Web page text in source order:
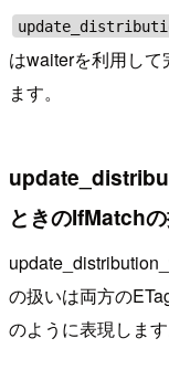
はwaiterを利用し
ます。
ときのIfMatch
の扱いは両方の
のように表現します